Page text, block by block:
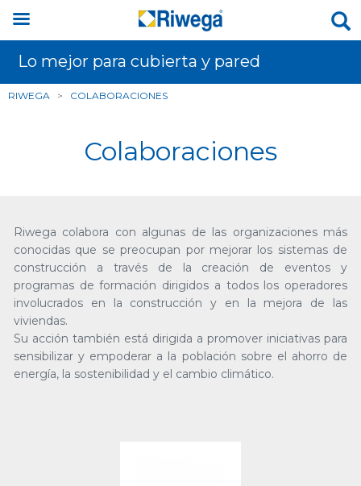
Lo mejor para cubierta y pared
RIWEGA > COLABORACIONES
Colaboraciones
Riwega colabora con algunas de las organizaciones más
conocidas que se preocupan por mejorar los sistemas de
construcción a través de la creación de eventos y
programas de formación dirigidos a todos los operadores
involucrados en la construcción y en la mejora de las
viviendas.
Su acción también está dirigida a promover iniciativas para
sensibilizar y empoderar a la población sobre el ahorro de
energía, la sostenibilidad y el cambio climático.